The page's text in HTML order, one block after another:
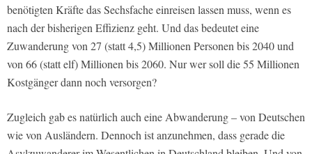
benötigten Kräfte das Sechsfache einreisen lassen muss, wenn es
nach der bisherigen Effizienz geht. Und das bedeutet eine
Zuwanderung von 27 (statt 4,5) Millionen Personen bis 2040 und
von 66 (statt elf) Millionen bis 2060. Nur wer soll die 55 Millionen
Kostgänger dann noch versorgen?
Zugleich gab es natürlich auch eine Abwanderung – von Deutschen
wie von Ausländern. Dennoch ist anzunehmen, dass gerade die